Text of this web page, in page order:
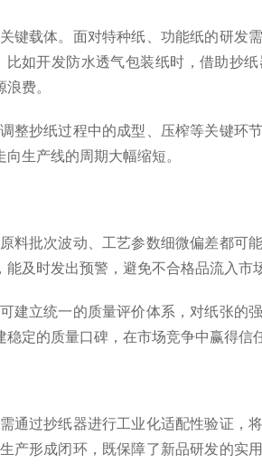
载体。面对特种纸、功能纸的研发
如开发防水透气包装纸时，借助抄
费。
抄纸过程中的成型、压榨等关键环
生产线的周期大幅缩短。
批次波动、工艺参数细微偏差都可
及时发出预警，避免不合格品流入市
立统一的质量评价体系，对纸张的
定的质量口碑，在市场竞争中赢得信
过抄纸器进行工业化适配性验证，
形成闭环，既保障了新品研发的实